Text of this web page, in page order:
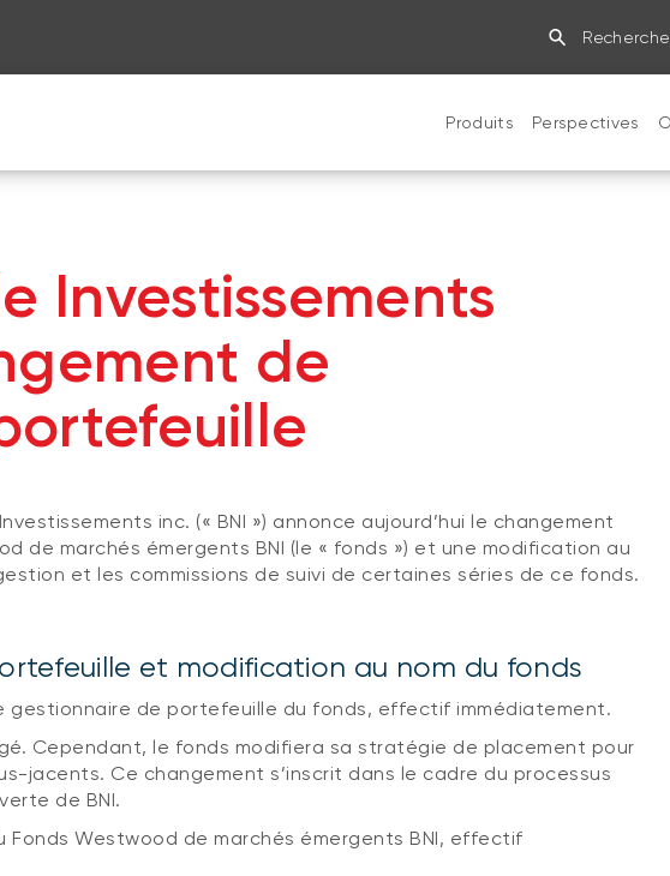
Produits Perspectives
Investissements
de
inc. (« BNI ») annonce aujourd’hui le changement
de marchés émergents BNI (le « fonds ») et une modification au
et les commissions de suivi de certaines séries de ce fonds.
et modification au nom du fonds
gestionnaire de portefeuille du fonds, effectif immédiatement.
Cependant, le fonds modifiera sa stratégie de placement pour
jacents. Ce changement s’inscrit dans le cadre du processus
de BNI.
Fonds Westwood de marchés émergents BNI, effectif